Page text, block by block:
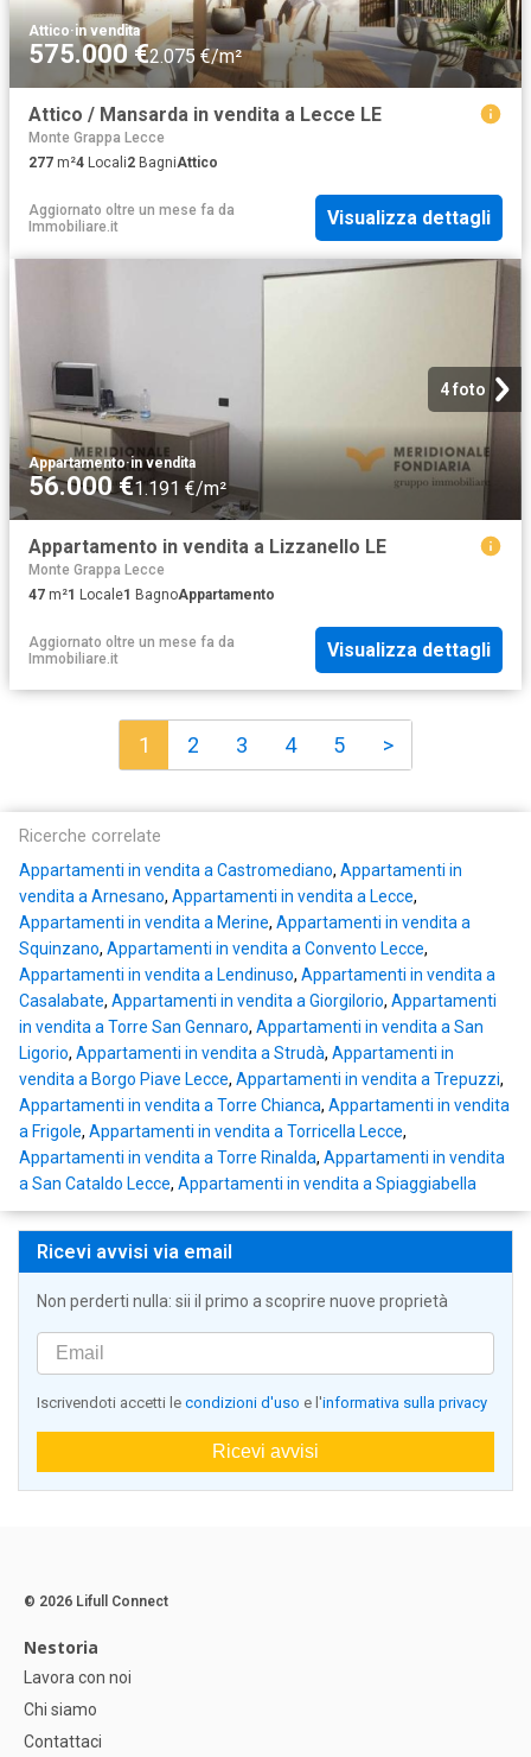
Attico·in vendita
575.000 €2.075 €/m²
Attico / Mansarda in vendita a Lecce LE
Monte Grappa Lecce
277 m²4 Locali2 BagniAttico
Aggiornato oltre un mese fa da
Immobiliare.it
Visualizza dettagli
4 foto
Appartamento·in vendita
56.000 €1.191 €/m²
Appartamento in vendita a Lizzanello LE
Monte Grappa Lecce
47 m²1 Locale1 BagnoAppartamento
Aggiornato oltre un mese fa da
Immobiliare.it
Visualizza dettagli
1 2 3 4 5 >
Ricerche correlate
Appartamenti in vendita a Castromediano, Appartamenti in
vendita a Arnesano, Appartamenti in vendita a Lecce,
Appartamenti in vendita a Merine, Appartamenti in vendita a
Squinzano, Appartamenti in vendita a Convento Lecce,
Appartamenti in vendita a Lendinuso, Appartamenti in vendita a
Casalabate, Appartamenti in vendita a Giorgilorio, Appartamenti
in vendita a Torre San Gennaro, Appartamenti in vendita a San
Ligorio, Appartamenti in vendita a Strudà, Appartamenti in
vendita a Borgo Piave Lecce, Appartamenti in vendita a Trepuzzi,
Appartamenti in vendita a Torre Chianca, Appartamenti in vendita
a Frigole, Appartamenti in vendita a Torricella Lecce,
Appartamenti in vendita a Torre Rinalda, Appartamenti in vendita
a San Cataldo Lecce, Appartamenti in vendita a Spiaggiabella
Ricevi avvisi via email
Non perderti nulla: sii il primo a scoprire nuove proprietà
Iscrivendoti accetti le condizioni d'uso e l'informativa sulla privacy
Ricevi avvisi
© 2026 Lifull Connect
Nestoria
Lavora con noi
Chi siamo
Contattaci